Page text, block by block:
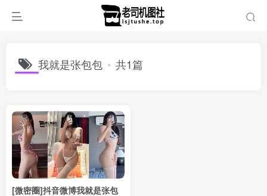
我就是张包包 共1篇
[微密圈]抖音微博我就是张包